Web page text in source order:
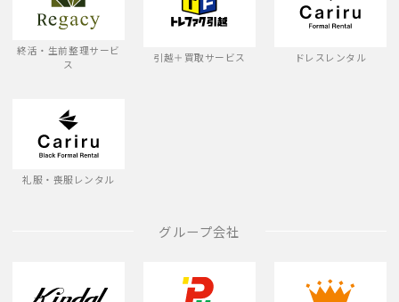
終活・生前整理サービ
ス
引越＋買取サービス ドレスレンタル
礼服・喪服レンタル
グループ会社